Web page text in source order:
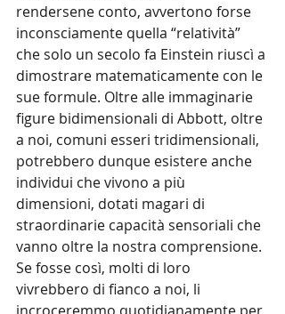
rendersene conto, avvertono forse
inconsciamente quella “relatività”
che solo un secolo fa Einstein riuscì a
dimostrare matematicamente con le
sue formule. Oltre alle immaginarie
figure bidimensionali di Abbott, oltre
a noi, comuni esseri tridimensionali,
potrebbero dunque esistere anche
individui che vivono a più
dimensioni, dotati magari di
straordinarie capacità sensoriali che
vanno oltre la nostra comprensione.
Se fosse così, molti di loro
vivrebbero di fianco a noi, li